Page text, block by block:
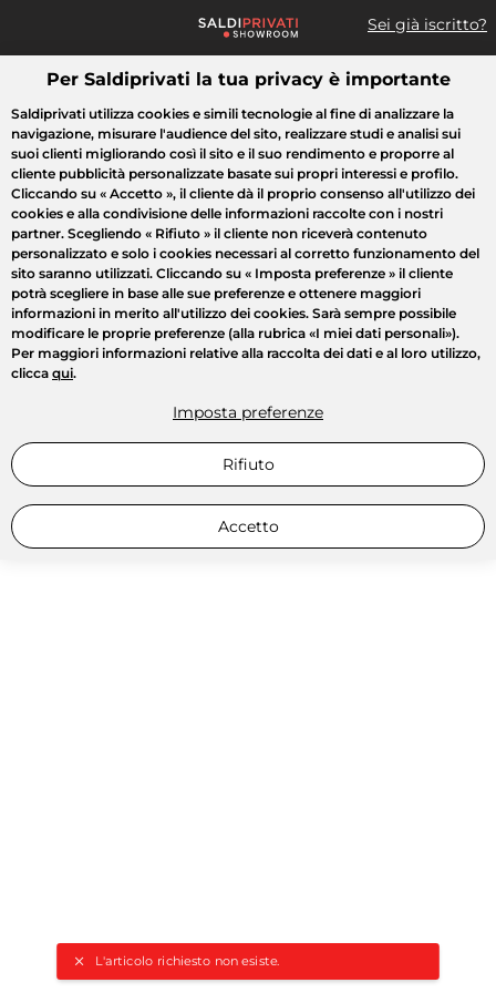
Sei già iscritto?
Cosa cerchi?
L'articolo richiesto non esiste.
Tutte le vendite Moda Casa Bellezza Elettrodomestici
Per Saldiprivati la tua privacy è importante
Saldiprivati utilizza cookies e simili tecnologie al fine di analizzare la
navigazione, misurare l'audience del sito, realizzare studi e analisi sui
suoi clienti migliorando così il sito e il suo rendimento e proporre al
cliente pubblicità personalizzate basate sui propri interessi e profilo.
Cliccando su « Accetto », il cliente dà il proprio consenso all'utilizzo dei
cookies e alla condivisione delle informazioni raccolte con i nostri
partner. Scegliendo « Rifiuto » il cliente non riceverà contenuto
personalizzato e solo i cookies necessari al corretto funzionamento del
sito saranno utilizzati. Cliccando su « Imposta preferenze » il cliente
potrà scegliere in base alle sue preferenze e ottenere maggiori
informazioni in merito all'utilizzo dei cookies. Sarà sempre possibile
modificare le proprie preferenze (alla rubrica «I miei dati personali»).
Per maggiori informazioni relative alla raccolta dei dati e al loro utilizzo,
clicca qui.
Imposta preferenze
Rifiuto
Accetto